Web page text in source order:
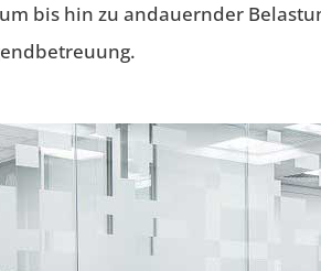
bis hin zu andauernder